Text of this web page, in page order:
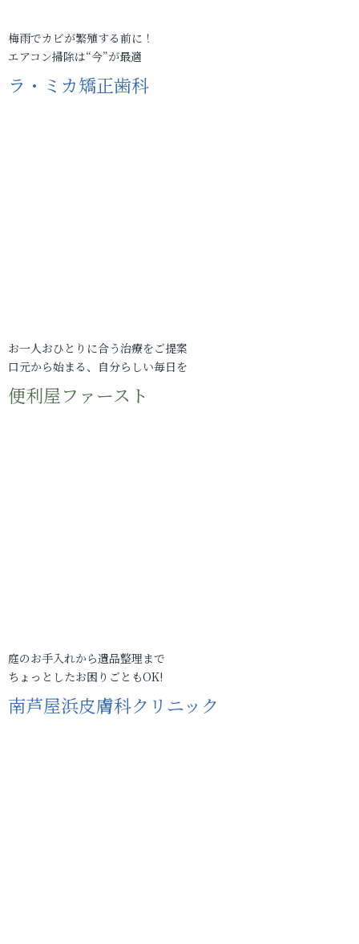
梅雨でカビが繁殖する前に！
エアコン掃除は“今”が最適
ラ・ミカ矯正歯科
お一人おひとりに合う治療をご提案
口元から始まる、自分らしい毎日を
便利屋ファースト
庭のお手入れから遺品整理まで
ちょっとしたお困りごともOK!
南芦屋浜皮膚科クリニック